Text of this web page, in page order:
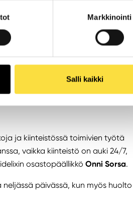
Markkinointi
Salli kaikki
Van muistuttaa.
myös kauppakeskuksen
Olennaista olikin
toimimaan luotettavasti osana
ja kiinteistössä toimivien työtä
vaikka kiinteistö on auki 24/7,
osastopäällikkö Onni Sorsa.
päivässä, kun myös huolto